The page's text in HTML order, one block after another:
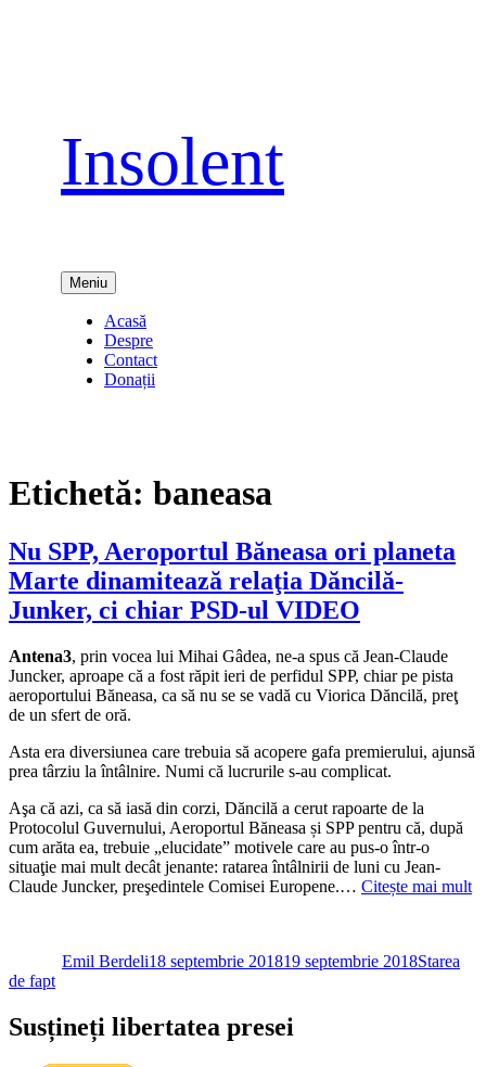
Insolent
Meniu
Acasă
Despre
Contact
Donații
Etichetă: baneasa
Nu SPP, Aeroportul Băneasa ori planeta
Marte dinamitează relaţia Dăncilă-
Junker, ci chiar PSD-ul VIDEO
Antena3, prin vocea lui Mihai Gâdea, ne-a spus că Jean-Claude
Juncker, aproape că a fost răpit ieri de perfidul SPP, chiar pe pista
aeroportului Băneasa, ca să nu se se vadă cu Viorica Dăncilă, preţ
de un sfert de oră.
Asta era diversiunea care trebuia să acopere gafa premierului, ajunsă
prea târziu la întâlnire. Numi că lucrurile s-au complicat.
Aşa că azi, ca să iasă din corzi, Dăncilă a cerut rapoarte de la
Protocolul Guvernului, Aeroportul Băneasa și SPP pentru că, după
cum arăta ea, trebuie „elucidate” motivele care au pus-o într-o
situaţie mai mult decât jenante: ratarea întâlnirii de luni cu Jean-
Claude Juncker, preşedintele Comisei Europene.… Citește mai mult
Emil Berdeli18 septembrie 201819 septembrie 2018Starea
de fapt
Susțineți libertatea presei